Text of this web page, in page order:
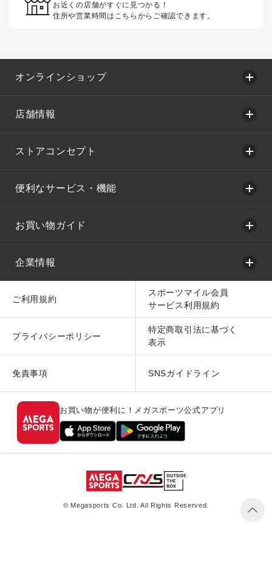
お近くの店舗がすぐに見つかる！
住所や営業時間はこちらからご確認できます。
オンラインショップ
店舗情報
ストアコンセプト
便利なサービス・機能
お買い物ガイド
企業情報
ご利用規約
スポーツマイル会員
サービス利用規約
プライバシーポリシー
特定商取引法に基づく
表示
免責事項 SNSガイドライン
お買い物が便利に！メガスポーツ公式アプリ
© Megasports Co. Ltd. All Rights Reserved.